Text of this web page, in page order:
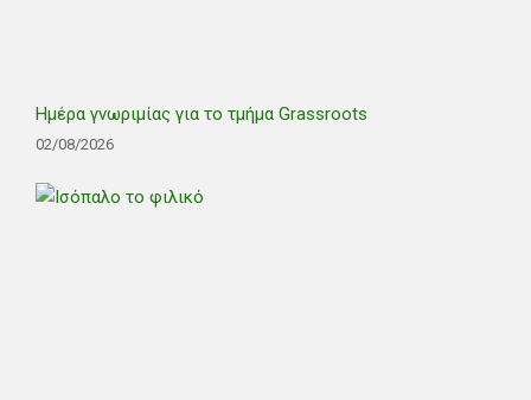
Ημέρα γνωριμίας για το τμήμα Grassroots
02/08/2026